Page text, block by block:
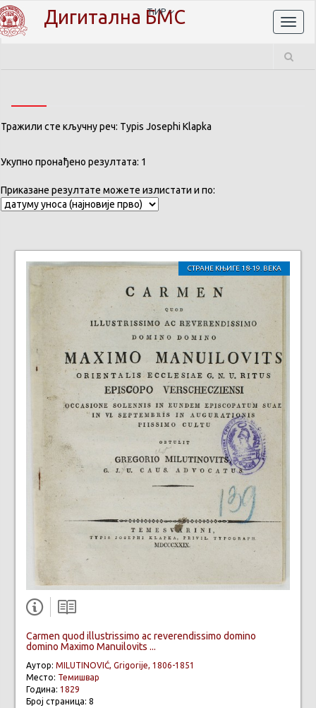
Дигитална БМС
ЋИР
Тражили сте кључну реч: Typis Josephi Klapka
Укупно пронађено резултата: 1
Приказане резултате можете излистати и по:
СТРАНЕ КЊИГЕ 18-19. ВЕКА
Carmen quod illustrissimo ac reverendissimo domino
domino Maximo Manuilovits ...
Аутор: MILUTINOVIĆ, Grigorije, 1806-1851
Место: Темишвар
Година: 1829
Број страница: 8